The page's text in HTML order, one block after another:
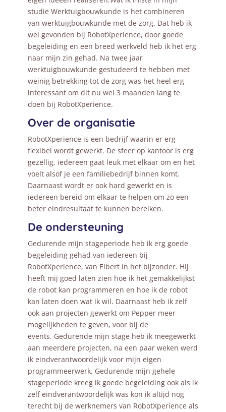
studie Werktuigbouwkunde is het combineren
van werktuigbouwkunde met de zorg. Dat heb ik
wel gevonden bij RobotXperience, door goede
begeleiding en een breed werkveld heb ik het erg
naar mijn zin gehad. Na twee jaar
werktuigbouwkunde gestudeerd te hebben met
weinig betrekking tot de zorg was het heel erg
interessant om dit nu wel 3 maanden lang te
doen bij RobotXperience.
Over de organisatie
RobotXperience is een bedrijf waarin er erg
flexibel wordt gewerkt. De sfeer op kantoor is erg
gezellig, iedereen gaat leuk met elkaar om en het
voelt alsof je een familiebedrijf binnen komt.
Daarnaast wordt er ook hard gewerkt en is
iedereen bereid om elkaar te helpen om zo een
beter eindresultaat te kunnen bereiken.
De ondersteuning
Gedurende mijn stageperiode heb ik erg goede
begeleiding gehad van iedereen bij
RobotXperience, van Elbert in het bijzonder. Hij
heeft mij goed laten zien hoe ik het gemakkelijkst
de robot kan programmeren en hoe ik de robot
kan laten doen wat ik wil. Daarnaast heb ik zelf
ook aan projecten gewerkt om Pepper meer
mogelijkheden te geven, voor bij de
events. Gedurende mijn stage heb ik meegewerkt
aan meerdere projecten, na een paar weken werd
ik eindverantwoordelijk voor mijn eigen
programmeerwerk. Gedurende mijn gehele
stageperiode kreeg ik goede begeleiding ook als ik
zelf eindverantwoordelijk was kon ik altijd nog
terecht bij de werknemers van RobotXperience als